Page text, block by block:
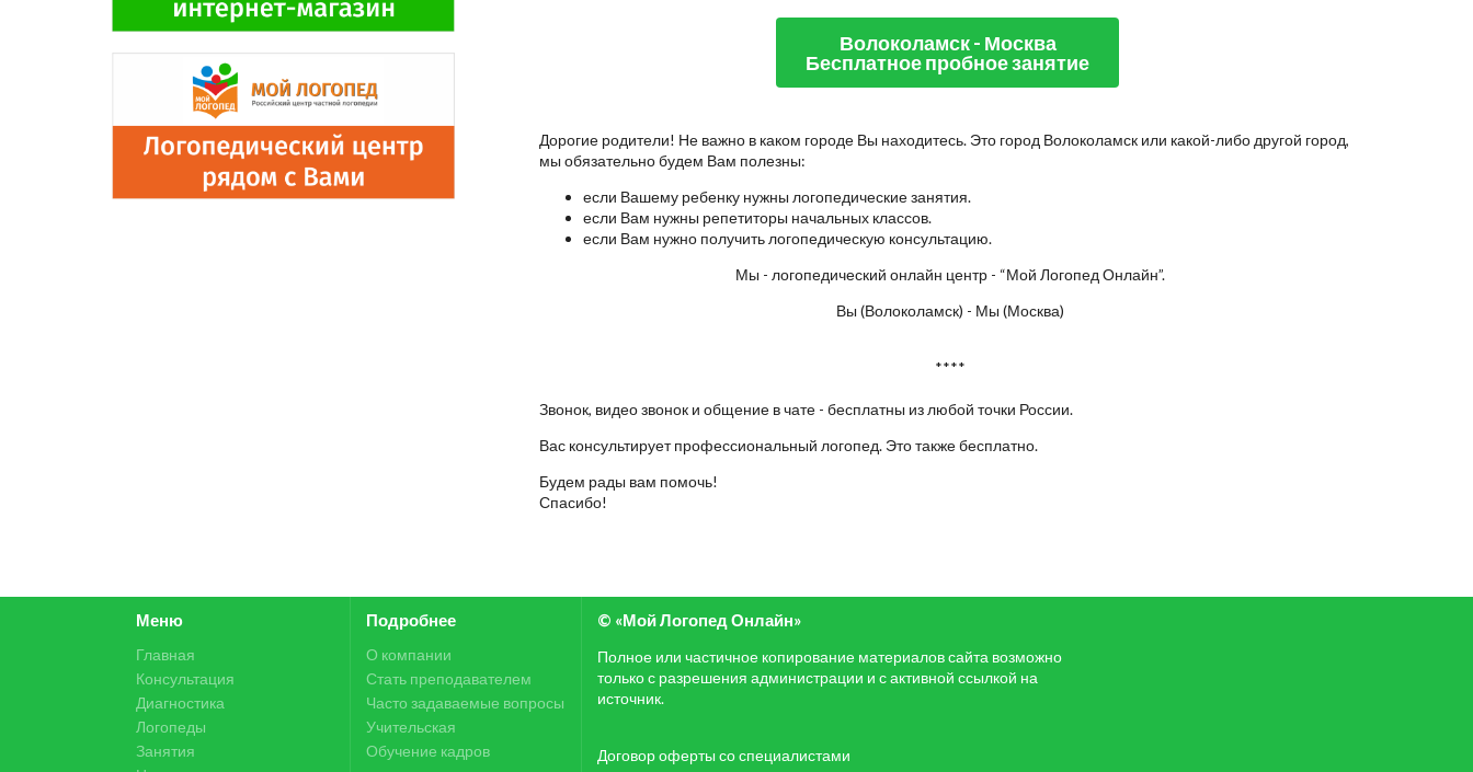
Волоколамск - Москва
Бесплатное пробное занятие
Дорогие родители! Не важно в каком городе Вы находитесь. Это город Волоколамск или какой-либо другой город,
мы обязательно будем Вам полезны:
если Вашему ребенку нужны логопедические занятия.
если Вам нужны репетиторы начальных классов.
если Вам нужно получить логопедическую консультацию.
Мы - логопедический онлайн центр - “Мой Логопед Онлайн”.
Вы (Волоколамск) - Мы (Москва)
****
Звонок, видео звонок и общение в чате - бесплатны из любой точки России.
Вас консультирует профессиональный логопед. Это также бесплатно.
Будем рады вам помочь!
Спасибо!
Меню
Главная
Консультация
Диагностика
Логопеды
Занятия
Подробнее
О компании
Стать преподавателем
Часто задаваемые вопросы
Учительская
Обучение кадров
© «Мой Логопед Онлайн»
Полное или частичное копирование материалов сайта возможно
только с разрешения администрации и с активной ссылкой на
источник.
Договор оферты со специалистами